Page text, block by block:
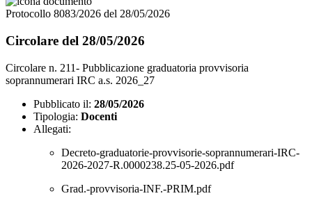
Protocollo 8083/2026 del 28/05/2026
Circolare del 28/05/2026
Circolare n. 211- Pubblicazione graduatoria provvisoria
soprannumerari IRC a.s. 2026_27
Pubblicato il: 28/05/2026
Tipologia: Docenti
Allegati:
Decreto-graduatorie-provvisorie-soprannumerari-IRC-
2026-2027-R.0000238.25-05-2026.pdf
Grad.-provvisoria-INF.-PRIM.pdf